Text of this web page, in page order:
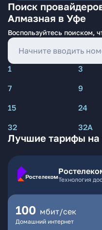
Поиск
Алмазная в Уфе
Воспользуйтесь поиском,
1 3
7
9
15
24
32
32А
Лучшие тарифы на
Технология
100 мбит/сек
Домашний интернет